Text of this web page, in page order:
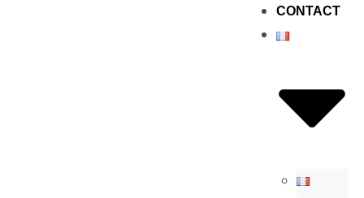
CONTACT